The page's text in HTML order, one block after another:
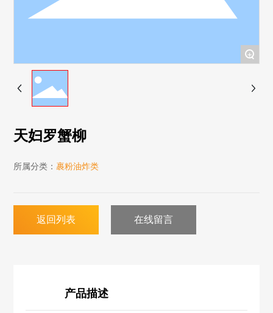
+
天妇罗蟹柳
所属分类：裹粉油炸类
返回列表 在线留言
产品描述